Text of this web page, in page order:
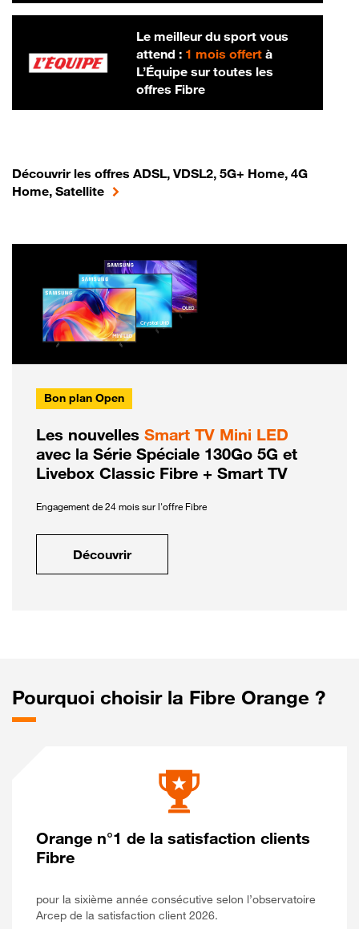
Le meilleur du sport vous
attend : 1 mois offertà
L’Équipe sur toutes les
offres Fibre
Découvrir les offres ADSL, VDSL2, 5G+ Home, 4G
Home, Satellite
Bon plan Open
Les nouvelles Smart TV Mini LED
avec la Série Spéciale 130Go 5G et
Livebox Classic Fibre + Smart TV
Engagement de 24 mois sur l'offre Fibre
Découvrir
Pourquoi choisir la Fibre Orange ?
Orange n°1 de la satisfaction clients
Fibre
pour la sixième année consécutive selon l’observatoire
Arcep de la satisfaction client 2026.